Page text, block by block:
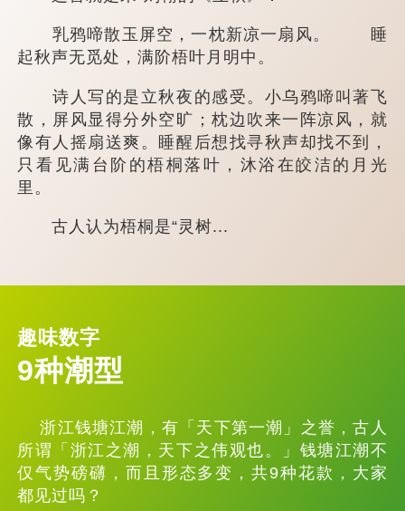
乳鸦啼散玉屏空，一枕新凉一扇风。 睡
起秋声无觅处，满阶梧叶月明中。
诗人写的是立秋夜的感受。小乌鸦啼叫著飞
散，屏风显得分外空旷；枕边吹来一阵凉风，就
像有人摇扇送爽。睡醒后想找寻秋声却找不到，
只看见满台阶的梧桐落叶，沐浴在皎洁的月光
里。
古人认为梧桐是“灵树...
趣味数字
9种潮型
浙江钱塘江潮，有「天下第一潮」之誉，古人
所谓「浙江之潮，天下之伟观也。」钱塘江潮不
仅气势磅礴，而且形态多变，共9种花款，大家
都见过吗？